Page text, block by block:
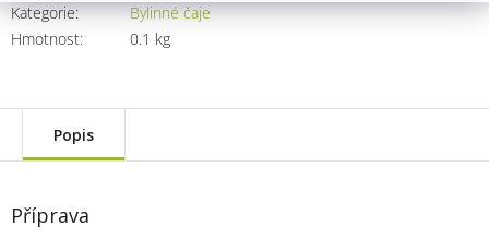
Kategorie:
Bylinné čaje
Hmotnost: 0.1 kg
Popis
Příprava